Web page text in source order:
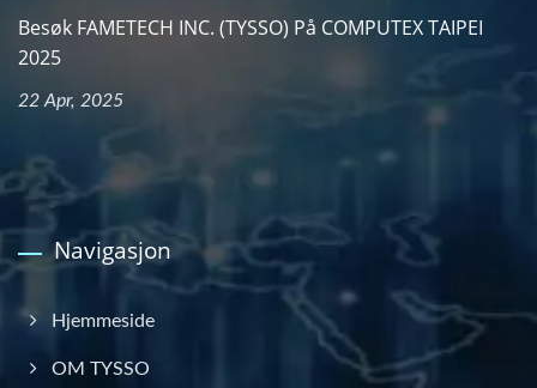
Besøk FAMETECH INC. (TYSSO) På COMPUTEX TAIPEI
2025
22 Apr, 2025
Navigasjon
Hjemmeside
OM TYSSO